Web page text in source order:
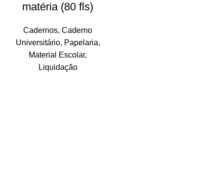
matéria (80 fls)
Cadernos, Caderno
Universitário, Papelaria,
Material Escolar,
Liquidação